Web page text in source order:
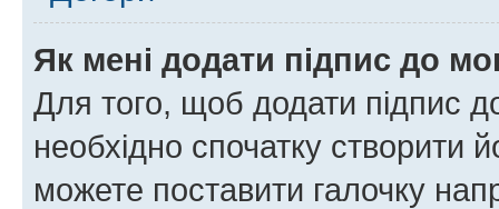
Як мені додати підпис до
Для того, щоб додати підпис
необхідно спочатку створити
можете поставити галочку